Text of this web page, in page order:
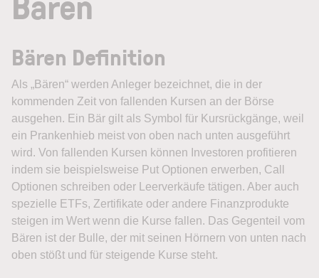
Bären Definition
Als „Bären“ werden Anleger bezeichnet, die in der
kommenden Zeit von fallenden Kursen an der Börse
ausgehen. Ein Bär gilt als Symbol für Kursrückgänge, weil
ein Prankenhieb meist von oben nach unten ausgeführt
wird. Von fallenden Kursen können Investoren profitieren
indem sie beispielsweise Put Optionen erwerben, Call
Optionen schreiben oder Leerverkäufe tätigen. Aber auch
spezielle ETFs, Zertifikate oder andere Finanzprodukte
steigen im Wert wenn die Kurse fallen. Das Gegenteil vom
Bären ist der Bulle, der mit seinen Hörnern von unten nach
oben stößt und für steigende Kurse steht.